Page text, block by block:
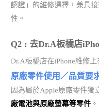
認證」的維修選擇，兼具
性。
Q2 : 去Dr.A板橋店
Dr.A板橋店在iPhone維修
原廠零件使用／品質要
因為屬於Apple原廠零件獨
廠電池與原廠螢幕等零件 。